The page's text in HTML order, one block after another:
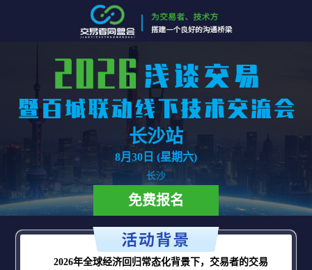
长沙站
8月30日 (星期六)
长沙
免费报名
2026年全球经济回归常态化背景下，交易者的交易